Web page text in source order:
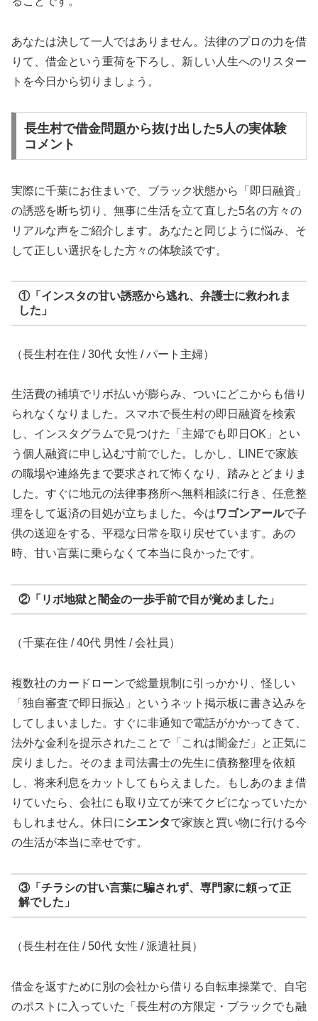
あなたは決して一人ではありません。法律のプロの力を借
りて、借金という重荷を下ろし、新しい人生へのリスター
トを今日から切りましょう。
長生村で借金問題から抜け出した5人の実体験
コメント
実際に千葉にお住まいで、ブラック状態から「即日融資」
の誘惑を断ち切り、無事に生活を立て直した5名の方々の
リアルな声をご紹介します。あなたと同じように悩み、そ
して正しい選択をした方々の体験談です。
①「インスタの甘い誘惑から逃れ、弁護士に救われま
した」
（長生村在住 / 30代 女性 / パート主婦）
生活費の補填でリボ払いが膨らみ、ついにどこからも借り
られなくなりました。スマホで長生村の即日融資を検索
し、インスタグラムで見つけた「主婦でも即日OK」とい
う個人融資に申し込む寸前でした。しかし、LINEで家族
の職場や連絡先まで要求されて怖くなり、踏みとどまりま
した。すぐに地元の法律事務所へ無料相談に行き、任意整
理をして返済の目処が立ちました。今はワゴンアールで子
供の送迎をする、平穏な日常を取り戻せています。あの
時、甘い言葉に乗らなくて本当に良かったです。
②「リボ地獄と闇金の一歩手前で目が覚めました」
（千葉在住 / 40代 男性 / 会社員）
複数社のカードローンで総量規制に引っかかり、怪しい
「独自審査で即日振込」というネット掲示板に書き込みを
してしまいました。すぐに非通知で電話がかかってきて、
法外な金利を提示されたことで「これは闇金だ」と正気に
戻りました。そのまま司法書士の先生に債務整理を依頼
し、将来利息をカットしてもらえました。もしあのまま借
りていたら、会社にも取り立てが来てクビになっていたか
もしれません。休日にシエンタで家族と買い物に行ける今
の生活が本当に幸せです。
③「チラシの甘い言葉に騙されず、専門家に頼って正
解でした」
（長生村在住 / 50代 女性 / 派遣社員）
借金を返すために別の会社から借りる自転車操業で、自宅
のポストに入っていた「長生村の方限定・ブラックでも融